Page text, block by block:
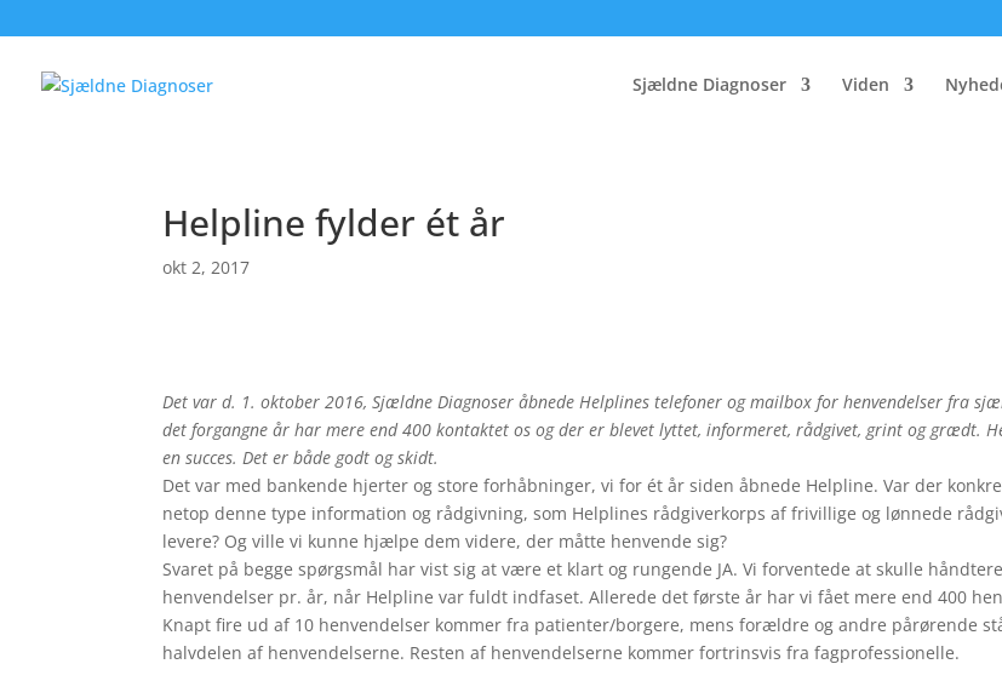
Sjældne Diagnoser Viden
Helpline fylder ét år
okt 2, 2017
Det var d. 1. oktober 2016, Sjældne Diagnoser åbnede Helplines telefoner og mailbox for henvendelser fra
det forgangne år har mere end 400 kontaktet os og der er blevet lyttet, informeret, rådgivet, grint og grædt.
en succes. Det er både godt og skidt.
Det var med bankende hjerter og store forhåbninger, vi for ét år siden åbnede Helpline. Var der
netop denne type information og rådgivning, som Helplines rådgiverkorps af frivillige og lønnede
levere? Og ville vi kunne hjælpe dem videre, der måtte henvende sig?
Svaret på begge spørgsmål har vist sig at være et klart og rungende JA. Vi forventede at skulle
henvendelser pr. år, når Helpline var fuldt indfaset. Allerede det første år har vi fået mere end 400
Knapt fire ud af 10 henvendelser kommer fra patienter/borgere, mens forældre og andre pårørende
halvdelen af henvendelserne. Resten af henvendelserne kommer fortrinsvis fra fagprofessionelle.